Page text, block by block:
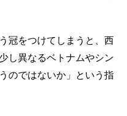
冠をつけてしまうと、西
し異なるベトナムやシン
のではないか」という指